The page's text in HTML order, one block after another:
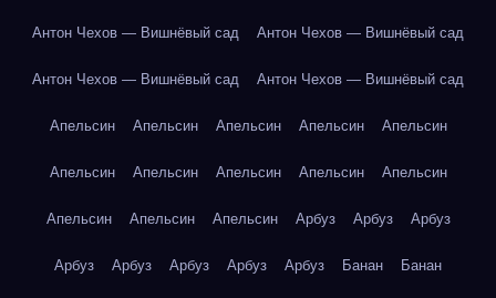
Антон Чехов — Вишнёвый сад Антон Чехов — Вишнёвый сад
Антон Чехов — Вишнёвый сад Антон Чехов — Вишнёвый сад
Апельсин Апельсин Апельсин Апельсин Апельсин
Апельсин Апельсин Апельсин Апельсин Апельсин
Апельсин Апельсин Апельсин Арбуз Арбуз Арбуз
Арбуз Арбуз Арбуз Арбуз Арбуз Банан Банан